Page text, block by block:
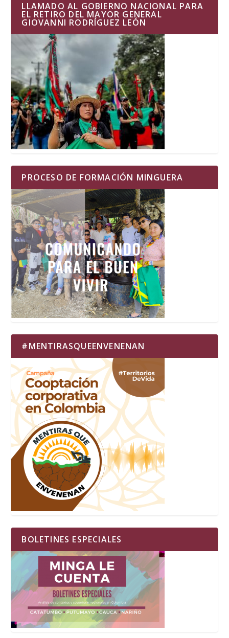
LLAMADO AL GOBIERNO NACIONAL PARA
EL RETIRO DEL MAYOR GENERAL
GIOVANNI RODRÍGUEZ LEÓN
PROCESO DE FORMACIÓN MINGUERA
#MENTIRASQUEENVENENAN
BOLETINES ESPECIALES